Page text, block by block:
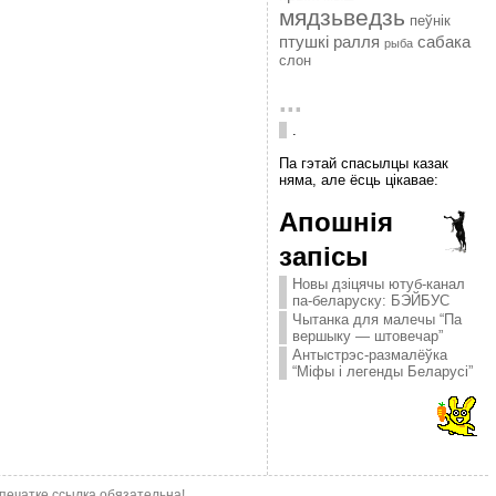
мядзьведзь пеўнік
птушкі ралля рыба сабака
слон
...
.
Па гэтай спасылцы казак
няма, але ёсць цікавае:
Апошнія
запісы
Новы дзіцячы ютуб-канал
па-беларуску: БЭЙБУС
Чытанка для малечы “Па
вершыку — штовечар”
Антыстрэс-размалёўка
“Міфы і легенды Беларусі”